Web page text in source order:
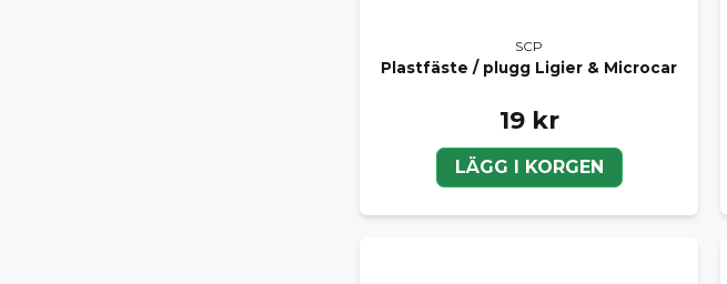
SCP
Plastfäste / plugg Ligier & Microcar
19 kr
LÄGG I KORGEN